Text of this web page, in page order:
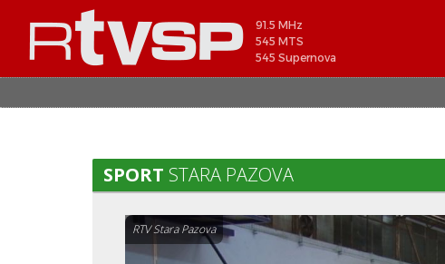
91.5 MHz
545 MTS
545 Supernova
SPORT STARA PAZOVA
RTV Stara Pazova